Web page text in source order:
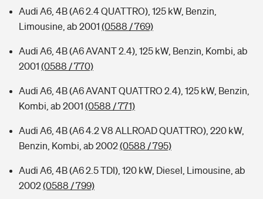
Audi A6, 4B (A6 2.4 QUATTRO), 125 kW, Benzin,
Limousine, ab 2001 (0588 / 769)
Audi A6, 4B (A6 AVANT 2.4), 125 kW, Benzin, Kombi, ab
2001 (0588 / 770)
Audi A6, 4B (A6 AVANT QUATTRO 2.4), 125 kW, Benzin,
Kombi, ab 2001 (0588 / 771)
Audi A6, 4B (A6 4.2 V8 ALLROAD QUATTRO), 220 kW,
Benzin, Kombi, ab 2002(0588 / 795)
Audi A6, 4B (A6 2.5 TDI), 120 kW, Diesel, Limousine, ab
2002(0588 / 799)